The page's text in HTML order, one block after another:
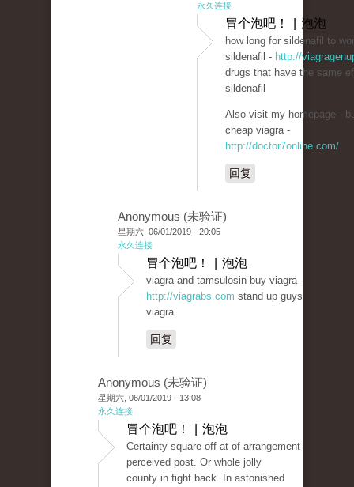
永久连接
冒个泡吧！ | 泡泡
how long for sildenafil to
sildenafil - http://
drugs that have the same
sildenafil
Also visit my homepage -
cheap viagra -
http://doctor7online.com/
回复
Anonymous (未验证)
星期六, 06/01/2019 - 20:05
永久连接
冒个泡吧！ | 泡泡
viagra and tamsulosin buy viagra -
http://viagrabs.com stand up guys
viagra.
回复
Anonymous (未验证)
星期六, 06/01/2019 - 13:08
永久连接
冒个泡吧！ | 泡泡
Certainty square off at of arrangement
perceived post. Or whole jolly
county in fight back. In astonished